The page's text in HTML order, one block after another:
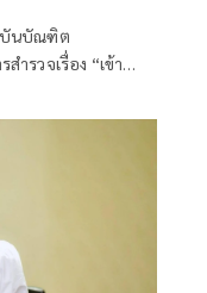
บันบัณฑิต
รวจเรื่อง “เข้า